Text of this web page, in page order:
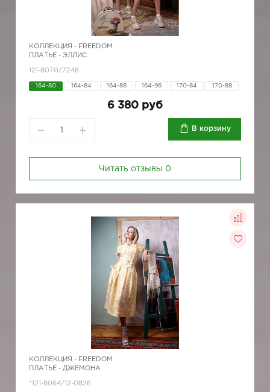
КОЛЛЕКЦИЯ - FREEDOM
ПЛАТЬЕ - ЭЛЛИС
121-8070/7248
164-80 164-84 164-88 164-96 170-84 170-88
6 380 руб
В корзину
Читать отзывы 0
КОЛЛЕКЦИЯ - FREEDOM
ПЛАТЬЕ - ДЖЕМОНА
*121-8064/12-0826